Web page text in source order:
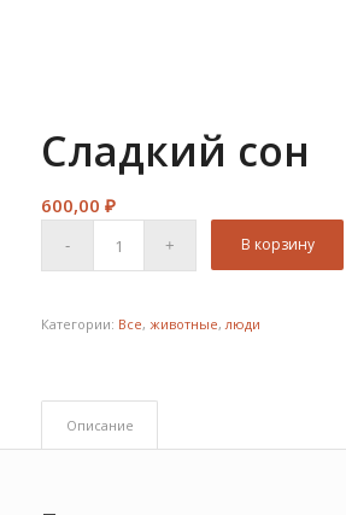
Сладкий сон
600,00 ₽
В корзину
Категории: Все, животные,люди
Описание